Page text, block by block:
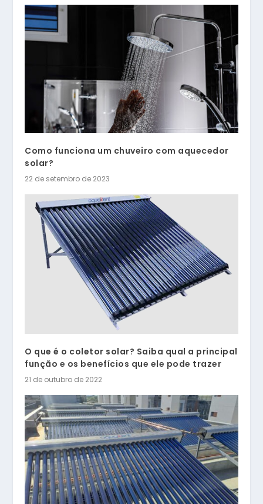
Como funciona um chuveiro com aquecedor
solar?
22 de setembro de 2023
O que é o coletor solar? Saiba qual a principal
função e os benefícios que ele pode trazer
21 de outubro de 2022